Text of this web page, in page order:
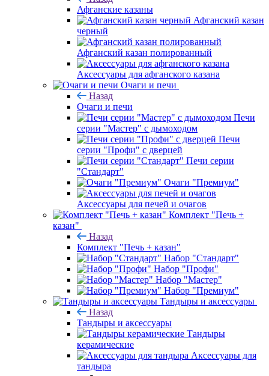
Афганские казаны
Афганский казан
черный
Афганский казан полированный
Аксессуары для афганского казана
Очаги и печи
Назад
Очаги и печи
Печи
серии "Мастер" с дымоходом
Печи
серии "Профи" с дверцей
Печи серии
"Стандарт"
Очаги "Премиум"
Аксессуары для печей и очагов
Комплект "Печь +
казан"
Назад
Комплект "Печь + казан"
Набор "Стандарт"
Набор "Профи"
Набор "Мастер"
Набор "Премиум"
Тандыры и аксессуары
Назад
Тандыры и аксессуары
Тандыры
керамические
Аксессуары для
тандыра